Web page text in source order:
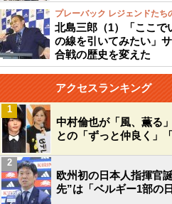
プレーバック レジェンドたち
北島三郎（1）「ここで
の線を引いてみたい」
合戦の歴史を変えた
アクセスランキング
中村倫也が「風、薫る
との「ずっと仲良く」
1
欧州初の日本人指揮官
先”は「ベルギー1部の
2